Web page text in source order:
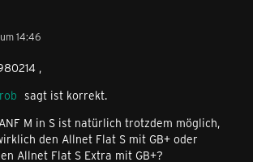
14:46
,
sagt ist korrekt.
M in S ist natürlich trotzdem möglich,
den Allnet Flat S mit GB+ oder
Allnet Flat S Extra mit GB+?